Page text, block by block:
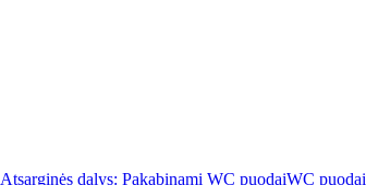
Atsarginės dalys: Pakabinami WC puodaiWC puodai